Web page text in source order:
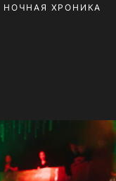
НОЧНАЯ ХРОНИКА